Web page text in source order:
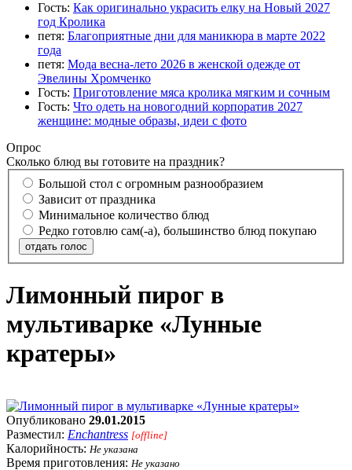
Гость: Как оригинально украсить елку на Новый 2027
год Кролика
петя: Благоприятные дни для маникюра в марте 2022
года
петя: Мода весна-лето 2026 в женской одежде от
Эвелины Хромченко
Гость: Приготовление мяса кролика мягким и сочным
Гость: Что одеть на новогодний корпоратив 2027
женщине: модные образы, идеи с фото
Опрос
Сколько блюд вы готовите на праздник?
Большой стол с огромным разнообразием
Зависит от праздника
Минимальное количество блюд
Редко готовлю сам(-а), большинство блюд покупаю
отдать голос
Лимонный пирог в
мультиварке «Лунные
кратеры»
Опубликовано 29.01.2015
Разместил: Enchantress [offline]
Калорийность: Не указана
Время приготовления: Не указано